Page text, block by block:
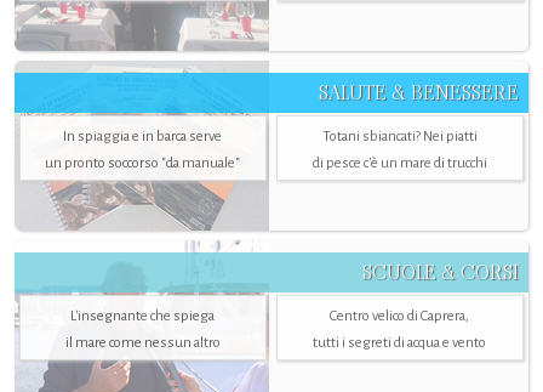
SALUTE & BENESSERE
In spiaggia e in barca serve
un pronto soccorso "da manuale"
Totani sbiancati? Nei piatti
di pesce c'è un mare di trucchi
SCUOLE & CORSI
L'insegnante che spiega
il mare come nessun altro
Centro velico di Caprera,
tutti i segreti di acqua e vento